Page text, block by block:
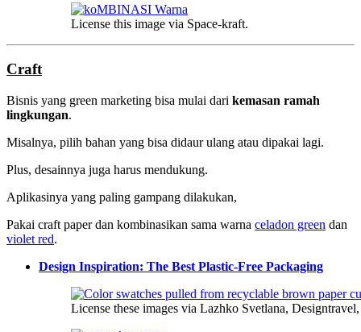
License this image via Space-kraft.
Craft
Bisnis yang green marketing bisa mulai dari kemasan ramah
lingkungan.
Misalnya, pilih bahan yang bisa didaur ulang atau dipakai lagi.
Plus, desainnya juga harus mendukung.
Aplikasinya yang paling gampang dilakukan,
Pakai craft paper dan kombinasikan sama warna celadon green dan
violet red.
Design Inspiration: The Best Plastic-Free Packaging
License these images via Lazhko Svetlana,